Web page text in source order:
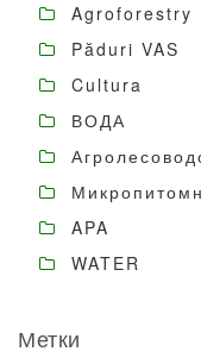
Agroforestry
Păduri VAS
Cultura
ВОДА
APA
WATER
Метки